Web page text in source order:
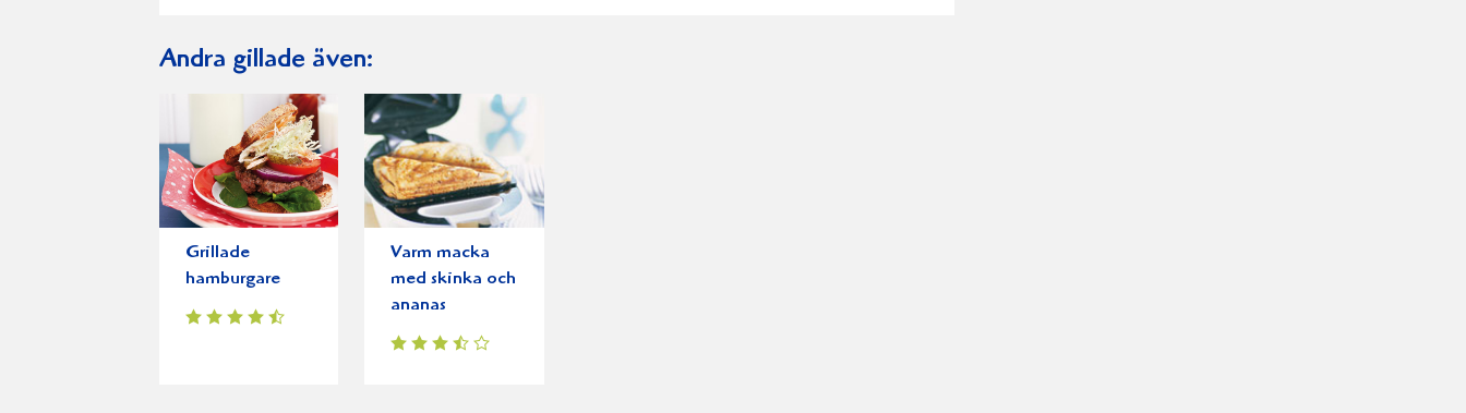
Andra gillade även:
Grillade
hamburgare
Varm macka
med skinka och
ananas